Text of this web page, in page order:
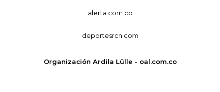
alerta.com.co
deportesrcn.com
Organización Ardila Lülle - oal.com.co